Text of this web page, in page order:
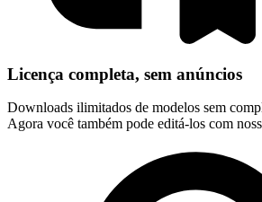
Licença completa, sem anúncios
Downloads ilimitados de modelos sem
Agora você também pode editá-los com